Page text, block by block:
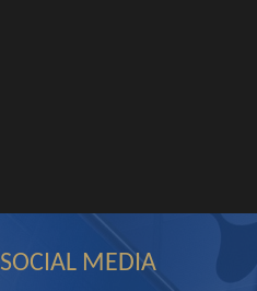
SOCIAL MEDIA